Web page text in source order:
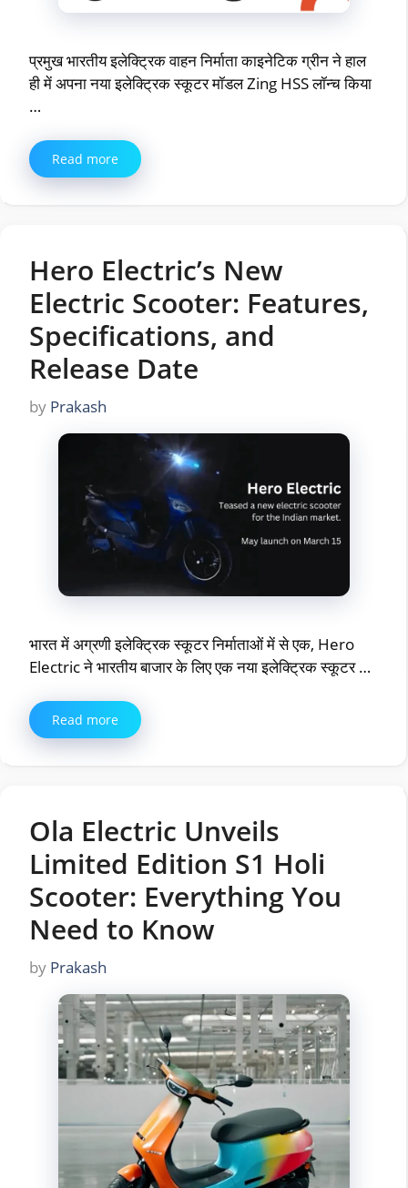
प्रमुख भारतीय इलेक्ट्रिक वाहन निर्माता काइनेटिक ग्रीन ने हाल
ही में अपना नया इलेक्ट्रिक स्कूटर मॉडल Zing HSS लॉन्च किया
…
Read more
Hero Electric’s New
Electric Scooter: Features,
Specifications, and
Release Date
by Prakash
भारत में अग्रणी इलेक्ट्रिक स्कूटर निर्माताओं में से एक, Hero
Electric ने भारतीय बाजार के लिए एक नया इलेक्ट्रिक स्कूटर …
Read more
Ola Electric Unveils
Limited Edition S1 Holi
Scooter: Everything You
Need to Know
by Prakash